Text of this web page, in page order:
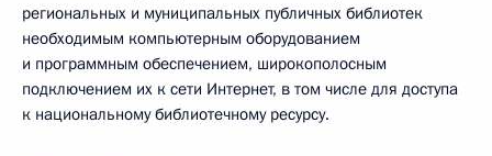
региональных и муниципальных публичных библиотек
необходимым компьютерным оборудованием
и программным обеспечением, широкополосным
подключением их к сети Интернет, в том числе для доступа
к национальному библиотечному ресурсу.